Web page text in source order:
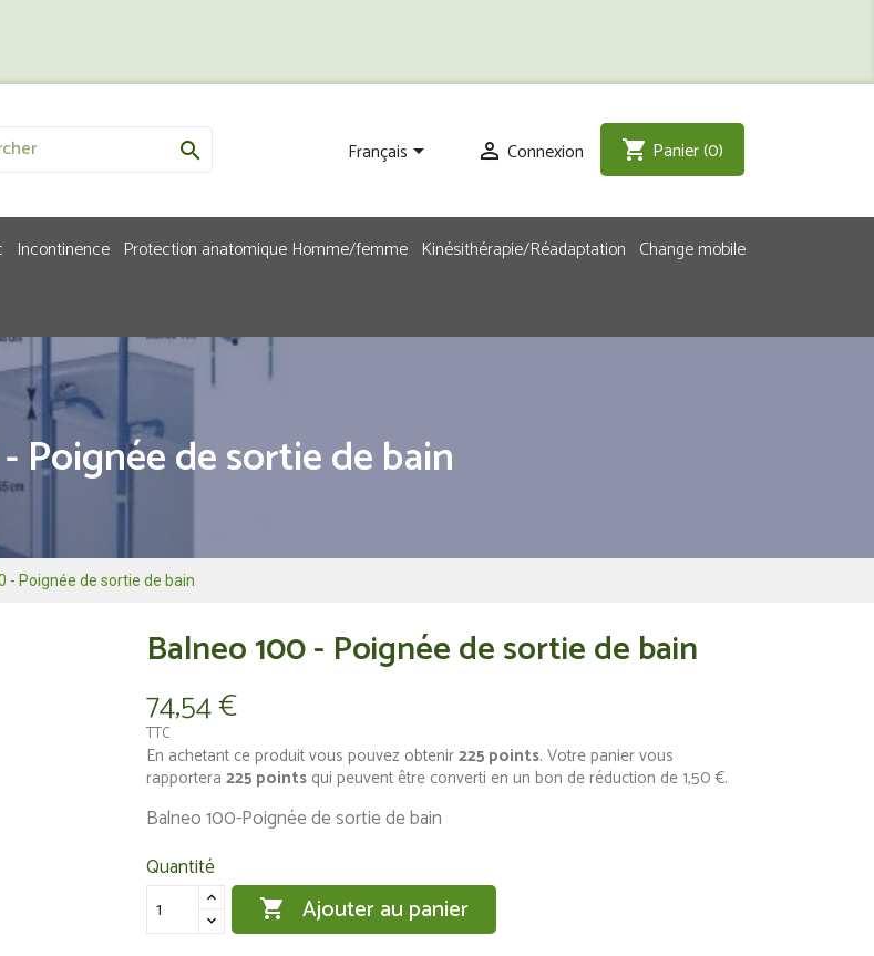
 Français  Connexion shopping_cart Panier(0)
Incontinence Protection anatomique Homme/femme Kinésithérapie/Réadaptation Change mobile
Poignée de sortie de bain
- Poignée de sortie de bain
Balneo 100 - Poignée de sortie de bain
74,54 €
TTC
En achetant ce produit vous pouvez obtenir225 points. Votre panier vous
rapportera 225 points qui peuvent être converti en un bon de réduction de1,50 €.
Balneo 100-Poignée de sortie de bain
Quantité
 Ajouter au panier